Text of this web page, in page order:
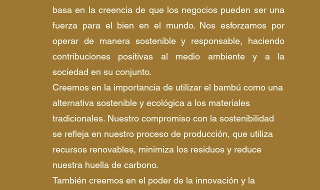
basa en la creencia de que los negocios pueden ser una
fuerza para el bien en el mundo. Nos esforzamos por
operar de manera sostenible y responsable, haciendo
contribuciones positivas al medio ambiente y a la
sociedad en su conjunto.
Creemos en la importancia de utilizar el bambú como una
alternativa sostenible y ecológica a los materiales
tradicionales. Nuestro compromiso con la sostenibilidad
se refleja en nuestro proceso de producción, que utiliza
recursos renovables, minimiza los residuos y reduce
nuestra huella de carbono.
También creemos en el poder de la innovación y la